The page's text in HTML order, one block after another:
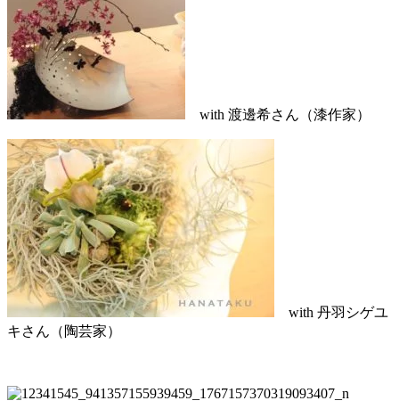
with 渡邊希さん（漆作家）
with 丹羽シゲユ
キさん（陶芸家）